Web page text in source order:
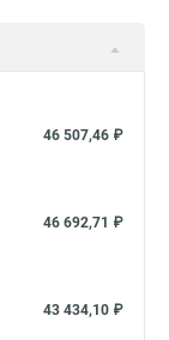
46 507,46 ₽
46 692,71 ₽
43 434,10 ₽